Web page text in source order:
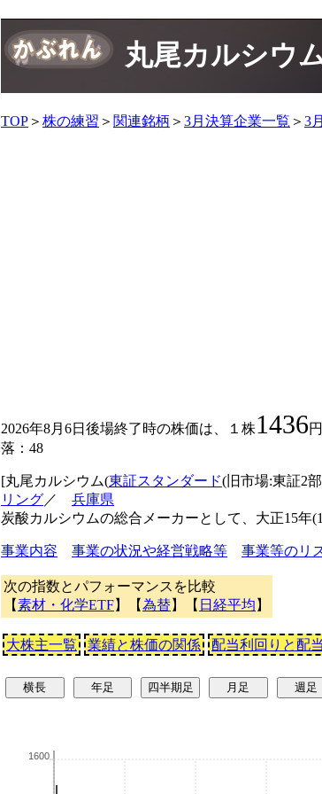
丸尾カルシウ
TOP ＞ 株の練習 ＞ 関連銘柄 ＞ 3月決算企業一覧 ＞ 3
2026年8月6日後場終了時の株価は、１株1436
落：48
[丸尾カルシウム(東証スタンダード(旧市場:東証2
リング／ 兵庫県
炭酸カルシウムの総合メーカーとして、大正15
事業内容 事業の状況や経営戦略等 事業等のリ
次の指数とパフォーマンスを比較
【素材・化学ETF】【為替】【 日経平均 】
大株主一覧 業績と株価の関係 配当利回りと配